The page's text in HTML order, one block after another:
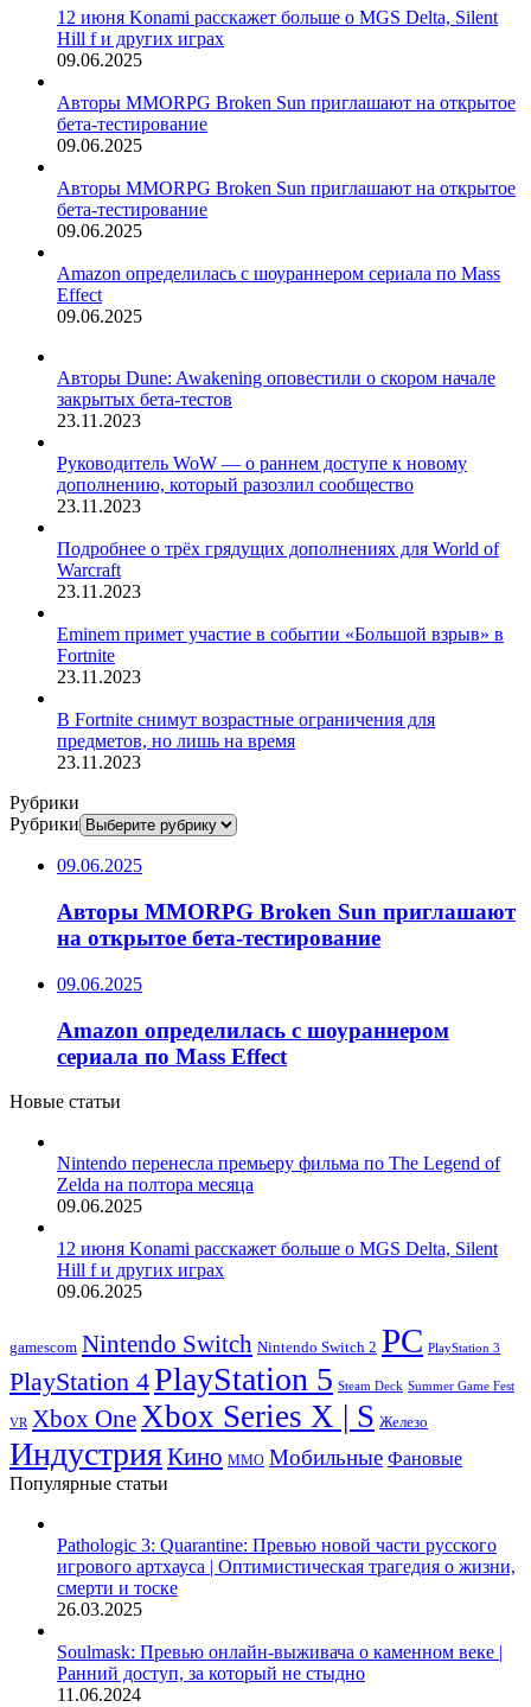
12 июня Konami расскажет больше о MGS Delta, Silent
Hill f и других играх
09.06.2025
Авторы MMORPG Broken Sun приглашают на открытое
бета-тестирование
09.06.2025
Авторы MMORPG Broken Sun приглашают на открытое
бета-тестирование
09.06.2025
Amazon определилась с шоураннером сериала по Mass
Effect
09.06.2025
Авторы Dune: Awakening оповестили о скором начале
закрытых бета-тестов
23.11.2023
Руководитель WoW — о раннем доступе к новому
дополнению, который разозлил сообщество
23.11.2023
Подробнее о трёх грядущих дополнениях для World of
Warcraft
23.11.2023
Eminem примет участие в событии «Большой взрыв» в
Fortnite
23.11.2023
В Fortnite снимут возрастные ограничения для
предметов, но лишь на время
23.11.2023
Рубрики
Рубрики
09.06.2025
Авторы MMORPG Broken Sun приглашают
на открытое бета-тестирование
09.06.2025
Amazon определилась с шоураннером
сериала по Mass Effect
Новые статьи
Nintendo перенесла премьеру фильма по The Legend of
Zelda на полтора месяца
09.06.2025
12 июня Konami расскажет больше о MGS Delta, Silent
Hill f и других играх
09.06.2025
gamescom Nintendo Switch Nintendo Switch 2 PC PlayStation 3
PlayStation 4PlayStation 5 Steam Deck Summer Game Fest
VR Xbox OneXbox Series X | S Железо
ИндустрияКино ММО Мобильные Фановые
Популярные статьи
Pathologic 3: Quarantine: Превью новой части русского
игрового артхауса | Оптимистическая трагедия о жизни,
смерти и тоске
26.03.2025
Soulmask: Превью онлайн-выживача о каменном веке |
Ранний доступ, за который не стыдно
11.06.2024